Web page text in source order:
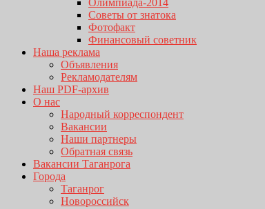
Олимпиада-2014
Советы от знатока
Фотофакт
Финансовый советник
Наша реклама
Объявления
Рекламодателям
Наш PDF-архив
О нас
Народный корреспондент
Вакансии
Наши партнеры
Обратная связь
Вакансии Таганрога
Города
Таганрог
Новороссийск